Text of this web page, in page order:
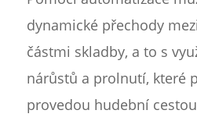
dynamické přechody
částmi skladby, a to s
nárůstů a prolnutí, které
provedou hudební